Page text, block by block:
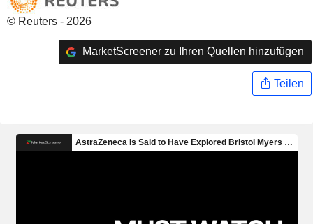
© Reuters - 2026
MarketScreener zu Ihren Quellen hinzufügen
Teilen